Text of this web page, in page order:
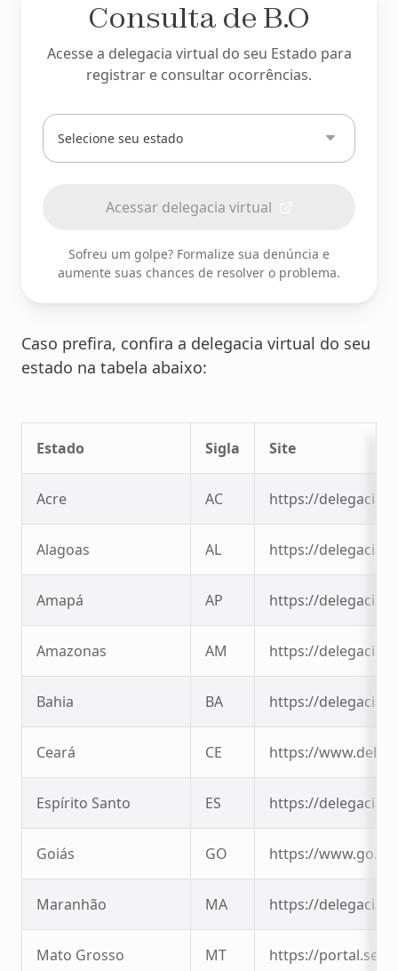
Consulta de B.O
Acesse a delegacia virtual do seu Estado para
registrar e consultar ocorrências.
Digite
ou
selecione
Acessar delegacia virtual
Sofreu um golpe? Formalize sua denúncia e
aumente suas chances de resolver o problema.
Caso prefira, confira a delegacia virtual do seu
estado na tabela abaixo:
Estado Sigla Site
Acre AC https://
Alagoas AL https://
Amapá AP https://
Amazonas AM https://
Bahia BA https://
Ceará CE https://
Espírito Santo ES https://
Goiás GO https://
Maranhão MA https://
Mato Grosso MT https://